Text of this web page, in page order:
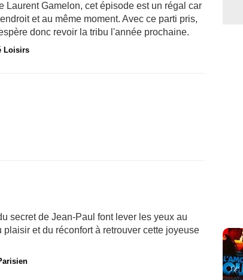
Laurent Gamelon, cet épisode est un régal car
et au même moment. Avec ce parti pris,
donc revoir la tribu l'année prochaine.
Loisirs
secret de Jean-Paul font lever les yeux au
et du réconfort à retrouver cette joyeuse